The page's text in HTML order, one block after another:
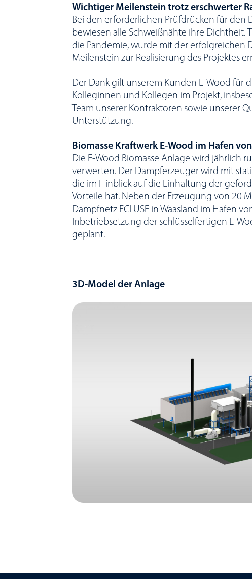
Wichtiger Meilenstein trotz erschwerter
Bei den erforderlichen Prüfdrücken für den
bewiesen alle Schweißnähte ihre Dichtheit.
die Pandemie, wurde mit der erfolgreichen
Meilenstein zur Realisierung des Projektes
Der Dank gilt unserem Kunden E-Wood für
Kolleginnen und Kollegen im Projekt,
Team unserer Kontraktoren sowie unserer
Unterstützung.
Biomasse Kraftwerk E-Wood im Hafen
Die E-Wood Biomasse Anlage wird jährlich
verwerten. Der Dampferzeuger wird mit
die im Hinblick auf die Einhaltung der
Vorteile hat. Neben der Erzeugung von 20
Dampfnetz ECLUSE in Waasland im Hafen
Inbetriebsetzung der schlüsselfertigen E-
geplant.
3D-Model der Anlage